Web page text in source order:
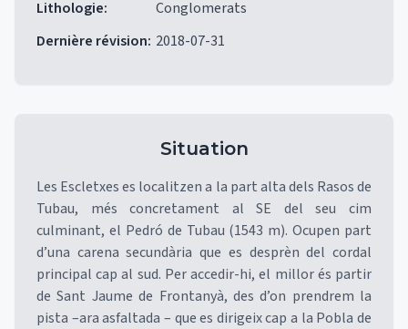
Lithologie:
Conglomerats
Dernière révision: 2018-07-31
Situation
Les Escletxes es localitzen a la part alta dels Rasos de
Tubau, més concretament al SE del seu cim
culminant, el Pedró de Tubau (1543 m). Ocupen part
d’una carena secundària que es desprèn del cordal
principal cap al sud. Per accedir-hi, el millor és partir
de Sant Jaume de Frontanyà, des d’on prendrem la
pista –ara asfaltada – que es dirigeix cap a la Pobla de